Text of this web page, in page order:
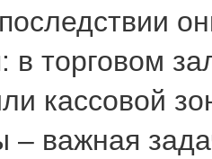
в торговом
кассовой
– важная